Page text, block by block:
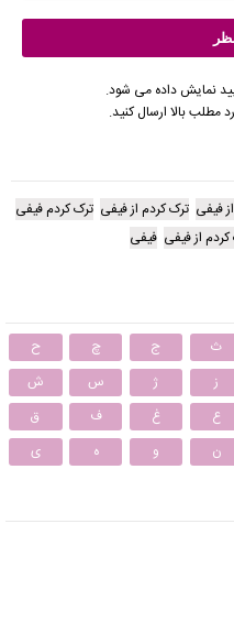
نمایش داده می شود.
مطلب بالا ارسال کنید.
فیفی ترک کردم از فیفی ترک کردم فیفی
از فیفی فیفی
ث ج چ
ح
ز ژ س
ش
ع غ ف
ق
ن و ه ی